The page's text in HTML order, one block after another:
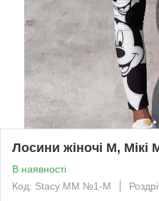
Лосини жіночі M, Мікі
В наявності
Код: Stacy ММ №1-M